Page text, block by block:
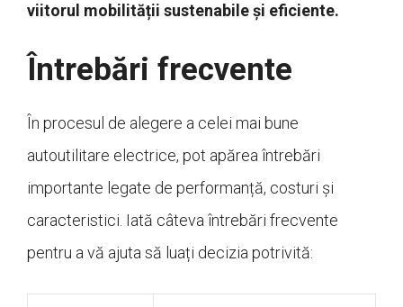
viitorul mobilității sustenabile și eficiente.
Întrebări frecvente
În procesul de alegere a celei mai bune
autoutilitare electrice, pot apărea întrebări
importante legate de performanță, costuri și
caracteristici. Iată câteva întrebări frecvente
pentru a vă ajuta să luați decizia potrivită: